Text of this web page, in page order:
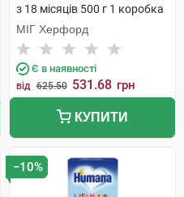
з 18 місяців 500 г 1 коробка
МІГ Херфорд
Є в наявності
від 625.50 531.68 грн
КУПИТИ
−10%